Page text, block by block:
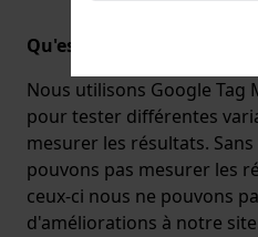
Qu'est ce que ça fait?
Nous utilisons Google Tag
pour tester différentes
mesurer les résultats.
pouvons pas mesurer les
ceux-ci nous ne pouvons
d'améliorations à notre